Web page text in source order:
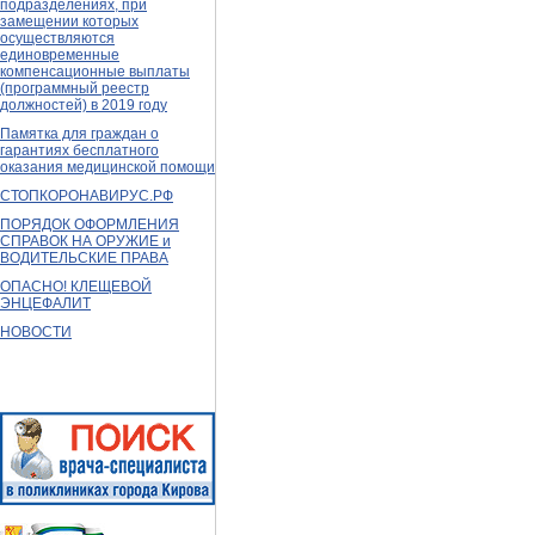
подразделениях, при
замещении которых
осуществляются
единовременные
компенсационные выплаты
(программный реестр
должностей) в 2019 году
Памятка для граждан о
гарантиях бесплатного
оказания медицинской помощи
СТОПКОРОНАВИРУС.РФ
ПОРЯДОК ОФОРМЛЕНИЯ
СПРАВОК НА ОРУЖИЕ и
ВОДИТЕЛЬСКИЕ ПРАВА
ОПАСНО! КЛЕЩЕВОЙ
ЭНЦЕФАЛИТ
НОВОСТИ